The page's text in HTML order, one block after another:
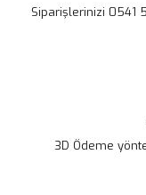
Siparişlerinizi 0541
3D Ödeme